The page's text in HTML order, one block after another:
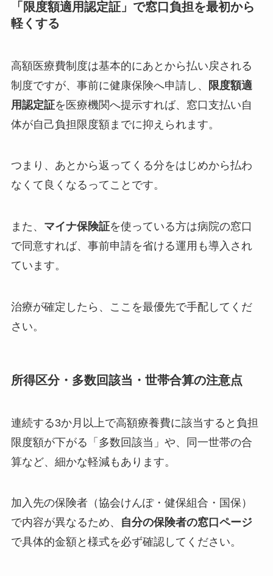
「限度額適用認定証」で窓口負担を最初から
軽くする
高額医療費制度は基本的にあとから払い戻される
制度ですが、事前に健康保険へ申請し、
限度額適
用認定証を医療機関へ提示すれば、窓口支払い自
体が自己負担限度額までに抑えられます。
つまり、あとから返ってくる分をはじめから払わ
なくて良くなるってことです。
また、 マイナ保険証を使っている方は病院の窓口
で同意すれば、事前申請を省ける運用も導入され
ています。
治療が確定したら、ここを最優先で手配してくだ
さい。
所得区分・多数回該当・世帯合算の注意点
連続する3か月以上で高額療養費に該当すると負担
限度額が下がる「多数回該当」や、同一世帯の合
算など、細かな軽減もあります。
加入先の保険者（協会けんぽ・健保組合・国保）
で内容が異なるため、
自分の保険者の窓口ページ
で具体的金額と様式を必ず確認してください。